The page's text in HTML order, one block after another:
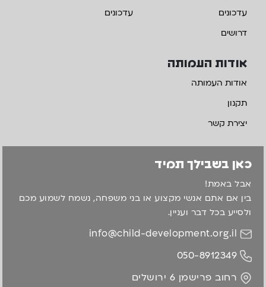
אודות העמותה
אודות העמותה
תקנון
יצירת קשר
עדכונים
דרושים
עדכונים
כאן בשבילך תמיד
אבל באמת!
בין אם אתם אנשי מקצוע או בני משפחה, נשמח לשמוע מכם
ולסייע בכל דבר ועניין.
info@child-development.org.il
050-8912349
רחוב פרישמן 6 ירושלים